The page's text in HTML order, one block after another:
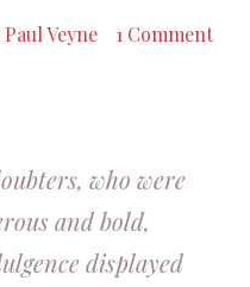
Paul Veyne 1 Comment
who were
and bold,
displayed